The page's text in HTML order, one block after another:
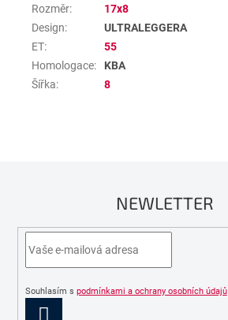
Rozměr:
17x8
Design:
ULTRALEGGERA
ET:
55
Homologace:
KBA
Šířka: 8
NEWLETTER
Souhlasím s podmínkami a ochrany osobních údajů